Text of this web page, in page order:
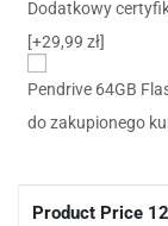
Dodatkowy
[+29,99 zł]
Pendrive 64GB
do zakupionego
Product Price